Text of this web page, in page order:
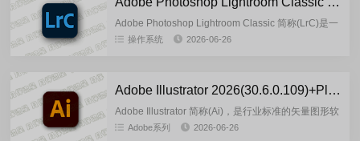
Adobe Photoshop Lightroom Classic 简称(LrC)是一
款将大多数数码摄影任务所需的所有工具整合在一个
操作系统 2026-06-26
Adobe Illustrator 2026(30.6.0.109)+Plugins-Portable-by7997多语言便携版
Adobe Illustrator 简称(Ai)，是行业标准的矢量图形软
件，广泛被设计师在数字图形、插画和印刷等多个领
Adobe系列 2026-06-26